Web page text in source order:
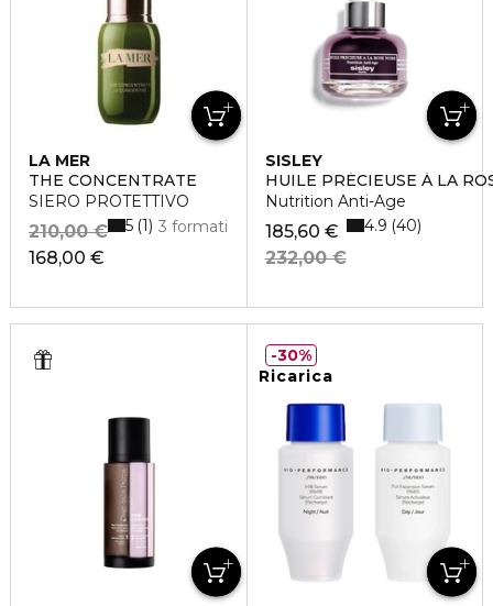
LA MER
THE CONCENTRATE
SIERO PROTETTIVO
168,00 €
210,00 € 3 formati
5 1
SISLEY
HUILE PRÉCIEUSE À LA
Nutrition Anti-Age
185,60 €
232,00 €
4.9 40
Ricarica
30%